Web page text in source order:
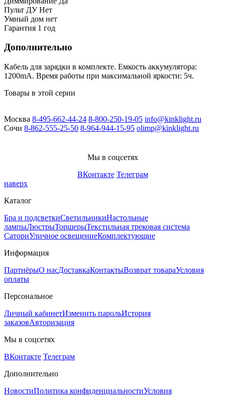
Пульт ДУНет
Умный дом нет
Гарантия 1 год
Дополнительно
Кабель для зарядки в комплекте. Емкость аккумулятора:
1200mA. Время работы при максимальной яркости: 5ч.
Товары в этой серии
Москва 8-495-662-44-24 8-800-250-19-05 info@kinklight.ru
Сочи 8-862-555-25-50 8-964-944-15-95 olimp@kinklight.ru
Мы в соцсетях
ВКонтакте Телеграм
наверх
Каталог
Бра и подсветкиСветильникиНастольные
лампыЛюстрыТоршерыТекстильная трековая система
СаториУличное освещениеКомплектующие
Информация
ПартнёрыО насДоставкаКонтактыВозврат товараУсловия
оплаты
Персональное
Личный кабинетИзменить парольИстория
заказовАвторизация
Мы в соцсетях
ВКонтакте Телеграм
Дополнительно
НовостиПолитика конфиденциальностиУсловия